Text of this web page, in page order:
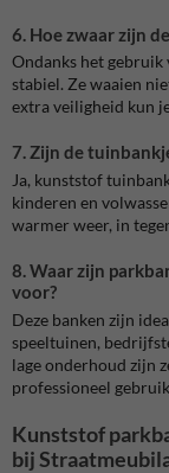
6. Hoe zwaar zijn
Ondanks het gebruik
stabiel. Ze waaien
extra veiligheid kun
7. Zijn de
Ja, kunststof
kinderen en
warmer weer, in
8. Waar zijn
voor?
Deze banken zijn
speeltuinen,
lage onderhoud zijn
professioneel
Kunststof
bij